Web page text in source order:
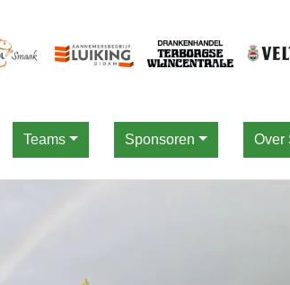
Teams Sponsoren Over